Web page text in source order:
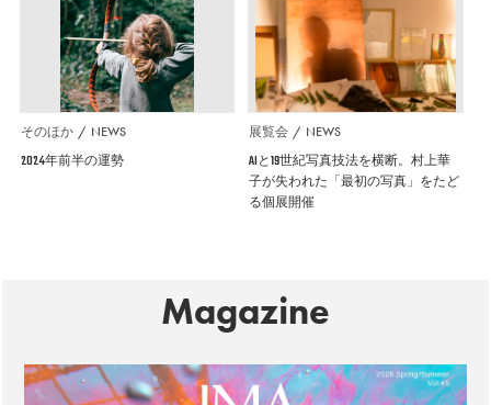
そのほか NEWS
2024年前半の運勢
展覧会 NEWS
AIと19世紀写真技法を横断。村上華
子が失われた「最初の写真」をたど
る個展開催
Magazine